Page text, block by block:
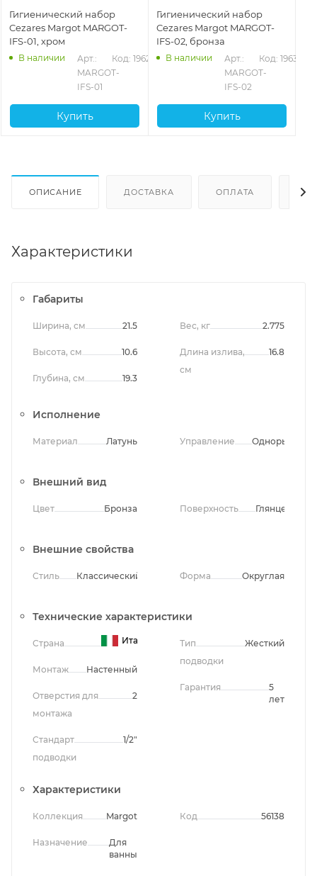
Гигиенический набор
Cezares Margot MARGOT-
IFS-01, хром
В наличии
Арт.:
MARGOT-
IFS-01
Код: 19629
Купить
Гигиенический набор
Cezares Margot MARGOT-
IFS-02, бронза
В наличии
Арт.:
MARGOT-
IFS-02
Код: 19630
Купить
ОПИСАНИЕ ДОСТАВКА ОПЛАТА
Характеристики
Габариты
Ширина, см 21.5
Высота, см 10.6
Глубина, см 19.3
Вес, кг 2.775
Длина излива,
см
16.8
Исполнение
Материал Латунь Управление
Внешний вид
Цвет Бронза Поверхность Глянцевая
Внешние свойства
Стиль Классический Форма Округлая
Технические характеристики
Страна Италия
Монтаж Настенный
Отверстия для
монтажа
2
Стандарт
подводки
1/2"
Тип
подводки
Жесткий
Гарантия
5
лет
Характеристики
Коллекция Margot
Назначение
Для
ванны
Код 56138